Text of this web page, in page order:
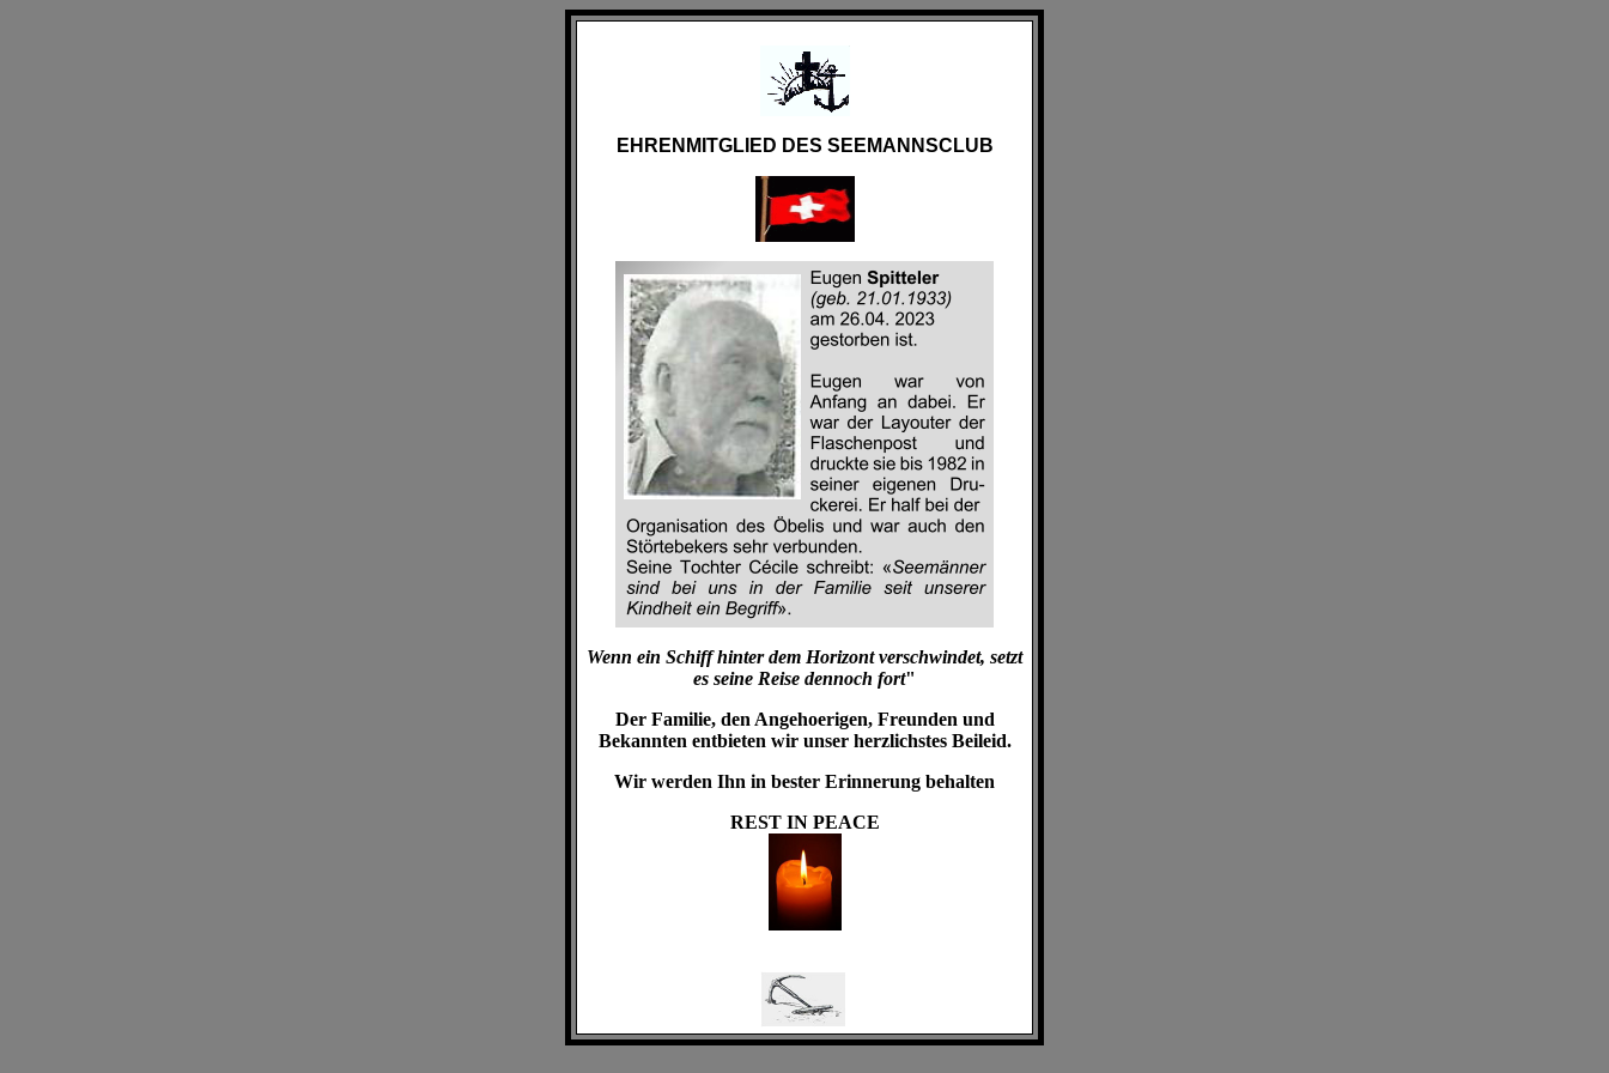
EHRENMITGLIED DES SEEMANNSCLUB
Wenn ein Schiff hinter dem Horizont verschwindet, setzt
es seine Reise dennoch fort"
Der Familie, den Angehoerigen, Freunden und
Bekannten entbieten wir unser herzlichstes Beileid.
Wir werden Ihn in bester Erinnerung behalten
REST IN PEACE